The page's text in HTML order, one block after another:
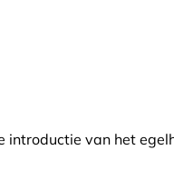
introductie van het